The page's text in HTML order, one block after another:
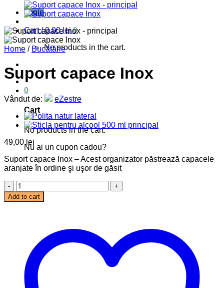
Login
Cart /0,00lei 0
No products in the cart.
0
Cart
No products in the cart.
Nu ai un cupon cadou?
Home / Bucătărie
Suport capace Inox
Vândut de: eZestre
49,00 lei
Suport capace Inox – Acest organizator păstrează capacele
aranjate în ordine şi uşor de găsit
Suport
capace
Inox
Add to cart